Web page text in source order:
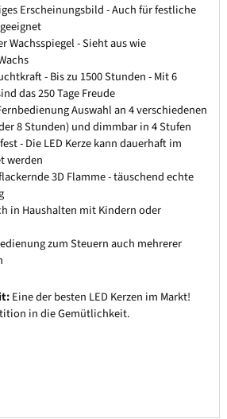
Erscheinungsbild - Auch für festliche
Wachsspiegel - Sieht aus wie
- Bis zu 1500 Stunden - Mit 6
das 250 Tage Freude
Auswahl an 4 verschiedenen
8 Stunden) und dimmbar in 4 Stufen
- Die LED Kerze kann dauerhaft im
werden
3D Flamme - täuschend echte
in Haushalten mit Kindern oder
zum Steuern auch mehrerer
Eine der besten LED Kerzen im Markt!
in die Gemütlichkeit.